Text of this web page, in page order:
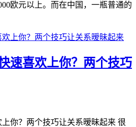
欧元以上。而在中国，一瓶普通的
速喜欢上你？两个技巧
你？两个技巧让关系暧昧起来 很